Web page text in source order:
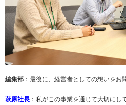
編集部 ：最後に、経営者としての想いをお
萩原社長 ：私がこの事業を通じて大切に